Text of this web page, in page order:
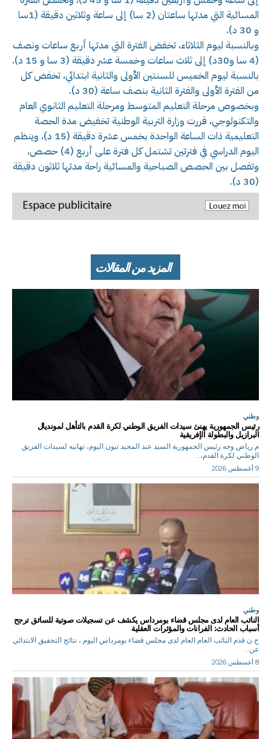
المسائية التي مدتها ساعتان (2 سا) إلى ساعة وثلاثين دقيقة (1سا
و 30 د).
وبالنسبة ليوم الثلاثاء، تخفض الفترة التي مدتها أربع ساعات ونصف
(4 سا و30د) إلى ثلاث ساعات وخمسة عشر دقيقة (3 سا و 15 د).
بالنسبة ليوم الخميس للسنتين الأولى والثانية ابتدائي، تخفض كل
من الفترة الأولى والفترة الثانية بنصف ساعة (30 د).
وبخصوص مرحلة التعليم المتوسط ومرحلة التعليم الثانوي العام
والتكنولوجي، قررت وزارة التربية الوطنية تخفيض مدة الحصة
التعليمية ذات الساعة الواحدة بخمس عشرة دقيقة (15 د)، وينظم
اليوم الدراسي في فترتين تشتمل كل فترة على أربع (4) حصص،
وتفصل بين الحصص الصباحية والمسائية راحة مدتها ثلاثون دقيقة
(30 د).
المزيد من المقالات
وطني
رئيس الجمهورية يهنئ سيدات الفريق الوطني لكرة القدم بالتأهل لمونديال
البرازيل والبطولة الإفريقية
م.رياض وجه رئيس الجمهورية السيد عبد المجيد تبون اليوم، تهانيه لسيدات الفريق
الوطني لكرة القدم،...
9 أغسطس 2026
وطني
النائب العام لدى مجلس قضاء بومرداس يكشف عن تسجيلات صوتية للسائق ترجح
أسباب الحادث: الفرانات والمؤثرات العقلية
ح.ن قدم النائب العام العام لدى مجلس قضاء بومرداس اليوم ، نتائج التحقيق الابتدائي
عن...
8 أغسطس 2026